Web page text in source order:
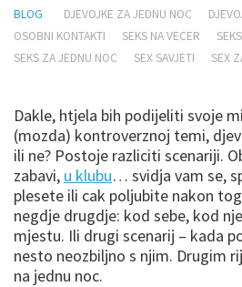
BLOG DJEVOJKE ZA JEDNU NOC
OSOBNI KONTAKTI
SEKS NA VECER
SEKS ZA JEDNU NOC
SEX SAVJETI SEX
Dakle, htjela bih podijeliti svoje
(mozda) kontroverznoj temi,
ili ne? Postoje razliciti scenariji.
zabavi, u klubu… svidja vam se,
plesete ili cak poljubite nakon
negdje drugdje: kod sebe, kod
mjestu. Ili drugi scenarij – kada
nesto neozbiljno s njim. Drugim
na jednu noc.